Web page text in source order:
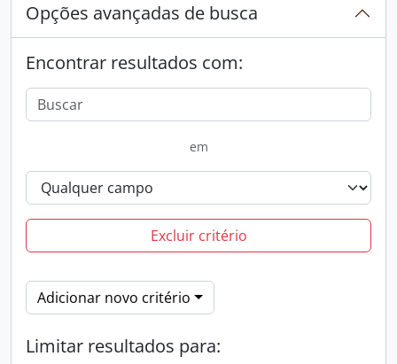
Opções avançadas de busca
Encontrar resultados com:
em
Excluir critério
Adicionar novo critério
Limitar resultados para: